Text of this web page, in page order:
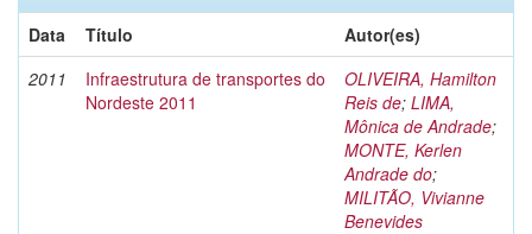
Data
Título
Autor(es)
2011
Infraestrutura de transportes do
Nordeste 2011
OLIVEIRA, Hamilton
Reis de; LIMA,
Mônica de Andrade;
MONTE, Kerlen
Andrade do;
MILITÃO, Vivianne
Benevides